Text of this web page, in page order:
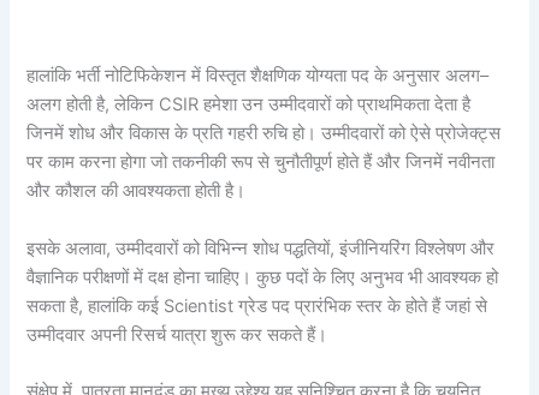
हालांकि भर्ती नोटिफिकेशन में विस्तृत शैक्षणिक योग्यता पद के अनुसार अलग–
अलग होती है, लेकिन CSIR हमेशा उन उम्मीदवारों को प्राथमिकता देता है
जिनमें शोध और विकास के प्रति गहरी रुचि हो। उम्मीदवारों को ऐसे प्रोजेक्ट्स
पर काम करना होगा जो तकनीकी रूप से चुनौतीपूर्ण होते हैं और जिनमें नवीनता
और कौशल की आवश्यकता होती है।
इसके अलावा, उम्मीदवारों को विभिन्न शोध पद्धतियों, इंजीनियरिंग विश्लेषण और
वैज्ञानिक परीक्षणों में दक्ष होना चाहिए। कुछ पदों के लिए अनुभव भी आवश्यक हो
सकता है, हालांकि कई Scientist ग्रेड पद प्रारंभिक स्तर के होते हैं जहां से
उम्मीदवार अपनी रिसर्च यात्रा शुरू कर सकते हैं।